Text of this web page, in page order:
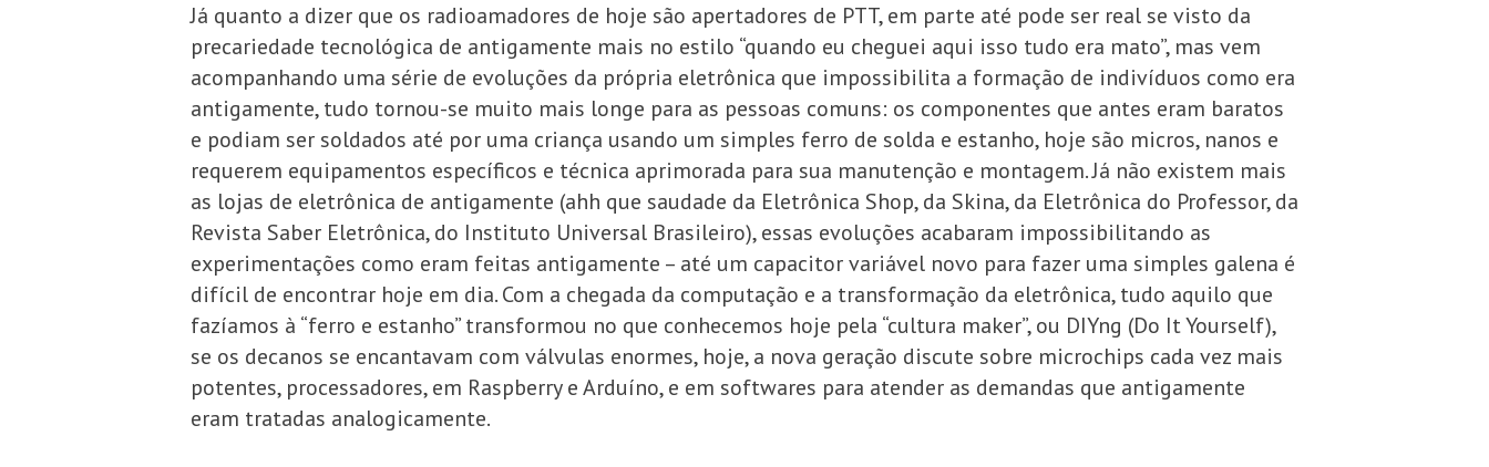
Já quanto a dizer que os radioamadores de hoje são apertadores de PTT, em parte até pode ser real se visto da
precariedade tecnológica de antigamente mais no estilo “quando eu cheguei aqui isso tudo era mato”, mas vem
acompanhando uma série de evoluções da própria eletrônica que impossibilita a formação de indivíduos como era
antigamente, tudo tornou-se muito mais longe para as pessoas comuns: os componentes que antes eram baratos
e podiam ser soldados até por uma criança usando um simples ferro de solda e estanho, hoje são micros, nanos e
requerem equipamentos específicos e técnica aprimorada para sua manutenção e montagem. Já não existem mais
as lojas de eletrônica de antigamente (ahh que saudade da Eletrônica Shop, da Skina, da Eletrônica do Professor, da
Revista Saber Eletrônica, do Instituto Universal Brasileiro), essas evoluções acabaram impossibilitando as
experimentações como eram feitas antigamente – até um capacitor variável novo para fazer uma simples galena é
difícil de encontrar hoje em dia. Com a chegada da computação e a transformação da eletrônica, tudo aquilo que
fazíamos à “ferro e estanho” transformou no que conhecemos hoje pela “cultura maker”, ou DIYng (Do It Yourself),
se os decanos se encantavam com válvulas enormes, hoje, a nova geração discute sobre microchips cada vez mais
potentes, processadores, em Raspberry e Arduíno, e em softwares para atender as demandas que antigamente
eram tratadas analogicamente.